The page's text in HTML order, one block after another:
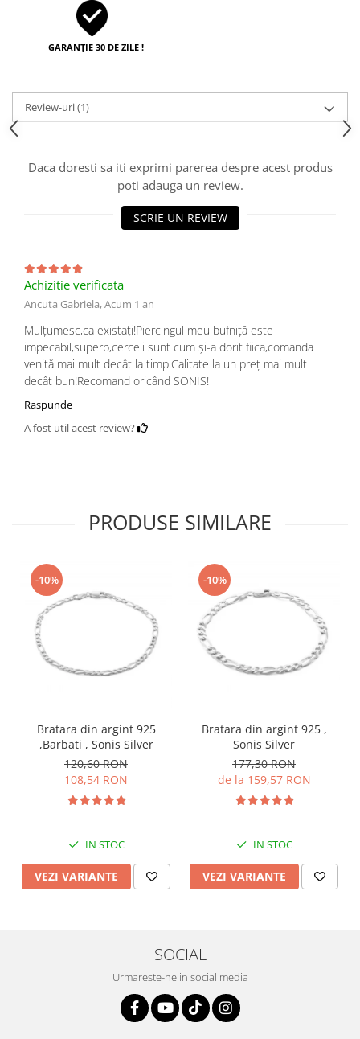
GARANȚIE 30 DE ZILE !
Review-uri(1)
Daca doresti sa iti exprimi parerea despre acest produs
poti adauga un review.
SCRIE UN REVIEW
Achizitie verificata
Ancuta Gabriela,Acum 1 an
Mulțumesc,ca existați!Piercingul meu bufniță este
impecabil,superb,cerceii sunt cum și-a dorit fiica,comanda
venită mai mult decât la timp.Calitate la un preț mai mult
decât bun!Recomand oricând SONIS!
Raspunde
A fost util acest review?
PRODUSE SIMILARE
-10%
Bratara din argint 925
,Barbati , Sonis Silver
120,60 RON
108,54 RON
IN STOC
VEZI VARIANTE
-10%
Bratara din argint 925 ,
Sonis Silver
177,30 RON
de la 159,57 RON
IN STOC
VEZI VARIANTE
SOCIAL
Urmareste-ne in social media